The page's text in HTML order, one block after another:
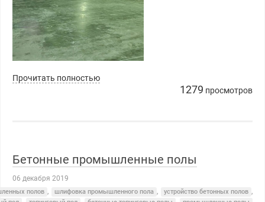
Прочитать полностью
1279 просмотров
Бетонные промышленные полы
06 декабря 2019
полов , шлифовка промышленного пола , устройство бетонных полов ,